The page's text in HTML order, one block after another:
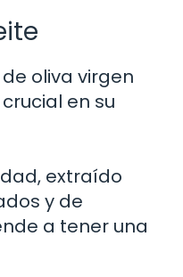
oliva virgen
en su
extraído
y de
a tener una